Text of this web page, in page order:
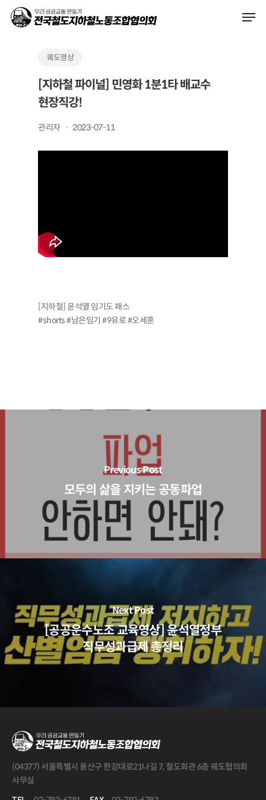
궤도영상
[지하철 파이널] 민영화 1분1타 배교수
현장직강!
관리자 2023-07-11
[지하철] 윤석열 임기도 패스
#shorts #남은임기 #9유로 #오세훈
Previous Post
모두의 삶을 지키는 공동파업
Next Post
[공공운수노조 교육영상] 윤석열정부
직무성과급제 총정리
(04377) 서울특별시 용산구 한강대로21나길 7, 철도회관 6층 궤도협의회
사무실